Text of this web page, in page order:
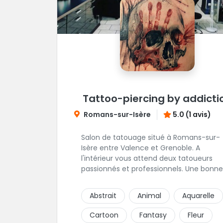
Tattoo-piercing by
Romans-sur-Isère 5.0 (1 avis)
Salon de tatouage situé à Romans-sur-
Isère entre Valence et Grenoble. A
l'intérieur vous attend deux tatoueurs
passionnés et professionnels. Une bonne
shop en compagnie de Angéline et Ludo.
Abstrait Animal
Aquarelle
Cartoon
Fantasy Fleur